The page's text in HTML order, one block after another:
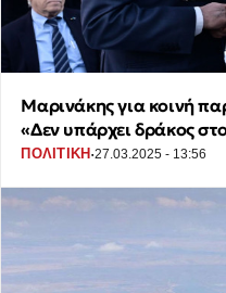
Μαρινάκης για κοινή
«Δεν υπάρχει δράκος
ΠΟΛΙΤΙΚΗ ·27.03.2025 - 13:56